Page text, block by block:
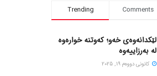
Trending Comments
لێکدانەوەی خەو؛ کەوتنە خوارەوە
لە بەرزاییەوە
كانونی دووه‌م 19, 2025